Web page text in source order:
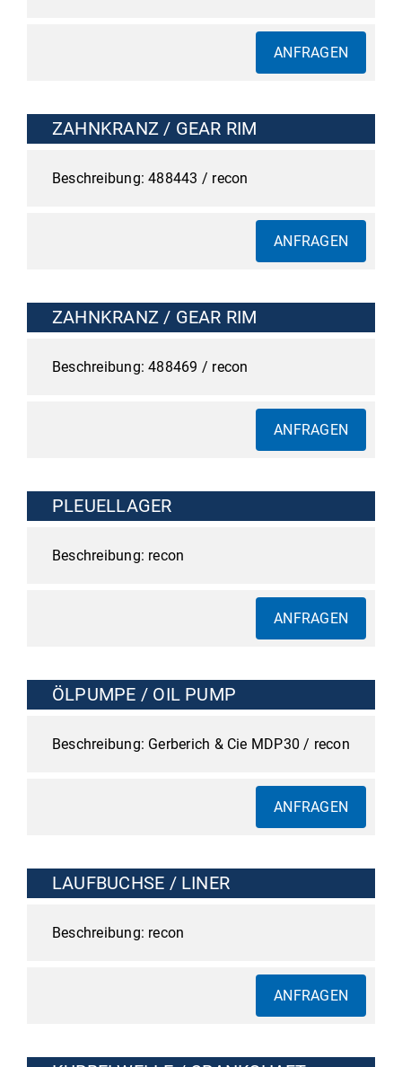
ANFRAGEN
ZAHNKRANZ / GEAR RIM
488443 / recon
ANFRAGEN
ZAHNKRANZ / GEAR RIM
488469 / recon
ANFRAGEN
PLEUELLAGER
recon
ANFRAGEN
ÖLPUMPE / OIL PUMP
Gerberich & Cie MDP30 / recon
ANFRAGEN
LAUFBUCHSE / LINER
recon
ANFRAGEN